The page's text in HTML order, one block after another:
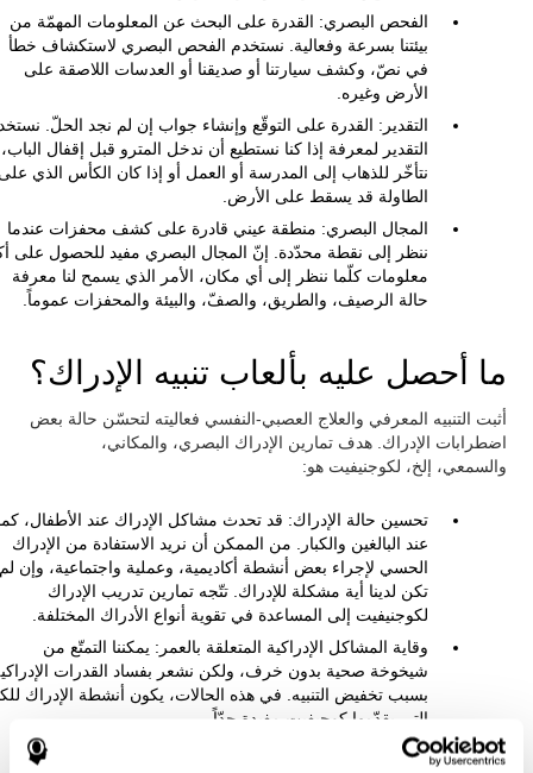
الفحص البصري: القدرة على البحث عن المعلومات المهمّة من
بيئتنا بسرعة وفعالية. نستخدم الفحص البصري لاستكشاف خطأ
في نصّ، وكشف سيارتنا أو صديقنا أو العدسات اللاصقة على
الأرض وغيره.
التقدير: القدرة على التوقّع وإنشاء جواب إن لم نجد الحلّ.
التقدير لمعرفة إذا كنا نستطيع أن ندخل المترو قبل إقفال
نتأخّر للذهاب إلى المدرسة أو العمل أو إذا كان الكأس الذي
الطاولة قد يسقط على الأرض.
المجال البصري: منطقة عيني قادرة على كشف محفزات عندما
ننظر إلى نقطة محدّدة. إنّ المجال البصري مفيد للحصول على
معلومات كلّما ننظر إلى أي مكان، الأمر الذي يسمح لنا معرفة
حالة الرصيف، والطريق، والصفّ، والبيئة والمحفزات عموماً.
ما أحصل عليه بألعاب تنبيه الإدراك؟
أثبت التنبيه المعرفي والعلاج العصبي-النفسي فعاليته لتحسّن حالة بعض
اضطرابات الإدراك. هدف تمارين الإدراك البصري، والمكاني،
والسمعي، إلخ، لكوجنيفيت هو:
تحسين حالة الإدراك: قد تحدث مشاكل الإدراك عند الأطفال،
عند البالغين والكبار. من الممكن أن نريد الاستفادة من الإدراك
الحسي لإجراء بعض أنشطة أكاديمية، وعملية واجتماعية، وإن لم
تكن لدينا أية مشكلة للإدراك. تتّجه تمارين تدريب الإدراك
لكوجنيفيت إلى المساعدة في تقوية أنواع الأدراك المختلفة.
وقاية المشاكل الإدراكية المتعلقة بالعمر: يمكننا التمتّع من
شيخوخة صحية بدون خرف، ولكن نشعر بفساد القدرات
بسبب تخفيض التنبيه. في هذه الحالات، يكون أنشطة الإدراك
التي يقدّمها كوجيفيت مفيدة جدّاً.